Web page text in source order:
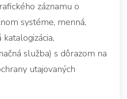
záznamu o
systéme, menná,
služba) s dôrazom na
utajovaných